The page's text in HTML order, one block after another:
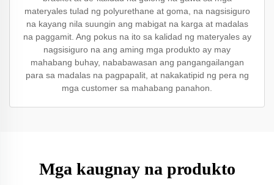
materyales tulad ng polyurethane at goma, na nagsisiguro
na kayang nila suungin ang mabigat na karga at madalas
na paggamit. Ang pokus na ito sa kalidad ng materyales ay
nagsisiguro na ang aming mga produkto ay may
mahabang buhay, nababawasan ang pangangailangan
para sa madalas na pagpapalit, at nakakatipid ng pera ng
mga customer sa mahabang panahon.
Mga kaugnay na produkto